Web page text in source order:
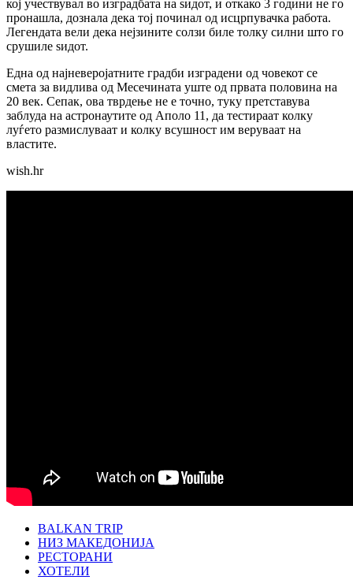
кој учествувал во изградбата на ѕидот, и откако 3 години не го
пронашла, дознала дека тој починал од исцрпувачка работа.
Легендата вели дека нејзините солзи биле толку силни што го
срушиле ѕидот.
Една од најневеројатните градби изградени од човекот се
смета за видлива од Месечината уште од првата половина на
20 век. Сепак, ова тврдење не е точно, туку претставува
заблуда на астронаутите од Аполо 11, да тестираат колку
луѓето размислуваат и колку всушност им веруваат на
властите.
wish.hr
BALKAN TRIP
НИЗ МАКЕДОНИЈА
РЕСТОРАНИ
ХОТЕЛИ